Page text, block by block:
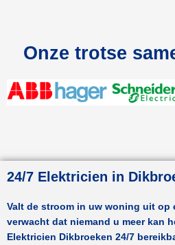
Onze trotse
24/7 Elektricien in
Valt de stroom in uw woning uit op
verwacht dat niemand u meer kan
Elektricien Dikbroeken 24/7